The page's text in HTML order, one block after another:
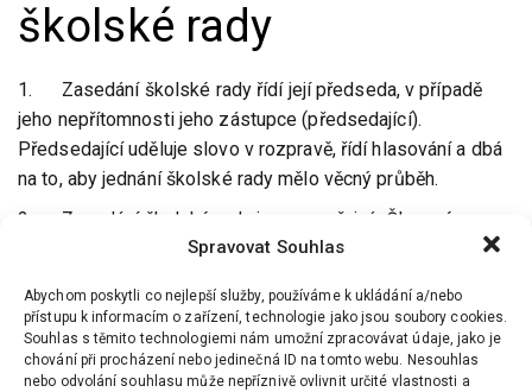
Spravovat Souhlas
Abychom poskytli co nejlepší služby, používáme k ukládání a/nebo
přístupu k informacím o zařízení, technologie jako jsou soubory cookies.
Souhlas s těmito technologiemi nám umožní zpracovávat údaje, jako je
chování při procházení nebo jedinečná ID na tomto webu. Nesouhlas
nebo odvolání souhlasu může nepříznivě ovlivnit určité vlastnosti a
školské rady
1. Zasedání školské rady řídí její předseda, v případě
jeho nepřítomnosti jeho zástupce (předsedající).
Předsedající uděluje slovo v rozpravě, řídí hlasování a dbá
na to, aby jednání školské rady mělo věcný průběh.
2. Zasedání školské rady jsou neveřejná. Členové
školské rady se mohou dohodnout na přizvání jiných osob
3. Ředitel školy nebo jím pověřený zástupce je povinen
zúčastnit se zasedání školské rady na vyzvání jejího
předsedy. Ředitel školy je povinen umožnit školské radě